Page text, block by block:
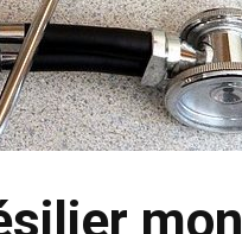
mon